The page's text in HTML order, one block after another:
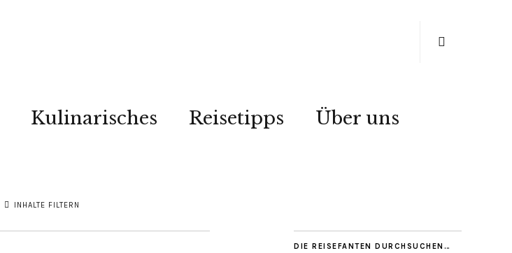
Kulinarisches Reisetipps Über uns
INHALTE FILTERN
DIE REISEFANTEN DURCHSUCHEN…